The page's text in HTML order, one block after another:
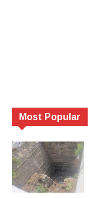
Most Popular